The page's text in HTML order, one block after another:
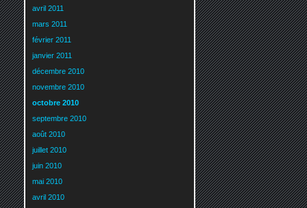
avril 2011
mars 2011
février 2011
janvier 2011
décembre 2010
novembre 2010
octobre 2010
septembre 2010
août 2010
juillet 2010
juin 2010
mai 2010
avril 2010